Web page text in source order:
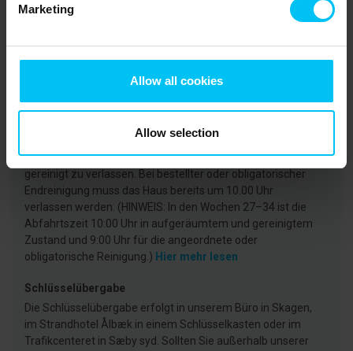
Marketing
Allow all cookies
Allow selection
Wir bitten darum, das Ferienhaus und das Grundstück am
Abreisetag spätestens um 11.00 Uhr ordentlich und
gereinigt zu verlassen. Bei bestellter oder obligatorischer
Endreinigung muss das Haus bereits um 10.00 Uhr
verlassen werden. (HINWEIS: In den Wochen 27–34 ist die
Abfahrtszeit 10:00 Uhr in aufgeräumtem und gereinigtem
Zustand und 9:00 Uhr für die angeordnete oder
obligatorische Reinigung.) Hier mehr lesen
Schlüsselübergabe
Die Schlüsselübergabe erfolgt in unserem Büro in Skagen,
im Strandhotel Ålbæk in einem Schlüsselkasten oder im
Trafikcenteret in Sæby syd. Sollten Sie außerhalb unserer